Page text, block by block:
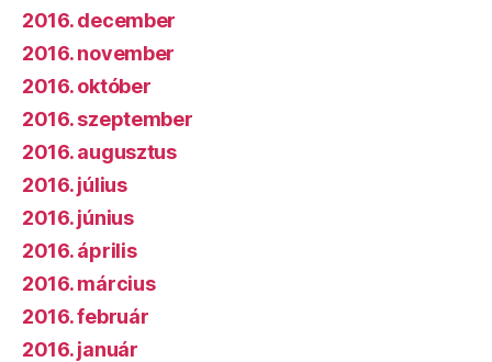
2016. december
2016. november
2016. október
2016. szeptember
2016. augusztus
2016. július
2016. június
2016. április
2016. március
2016. február
2016. január